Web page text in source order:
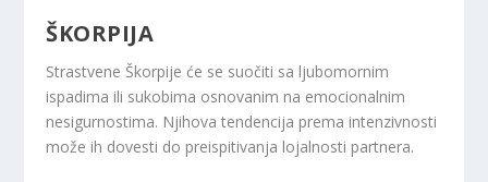
ŠKORPIJA
Strastvene Škorpije će se suočiti sa ljubomornim
ispadima ili sukobima osnovanim na emocionalnim
nesigurnostima. Njihova tendencija prema intenzivnosti
može ih dovesti do preispitivanja lojalnosti partnera.